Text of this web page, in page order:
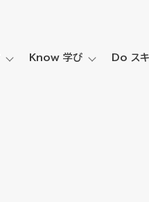
Know 学び Do ス